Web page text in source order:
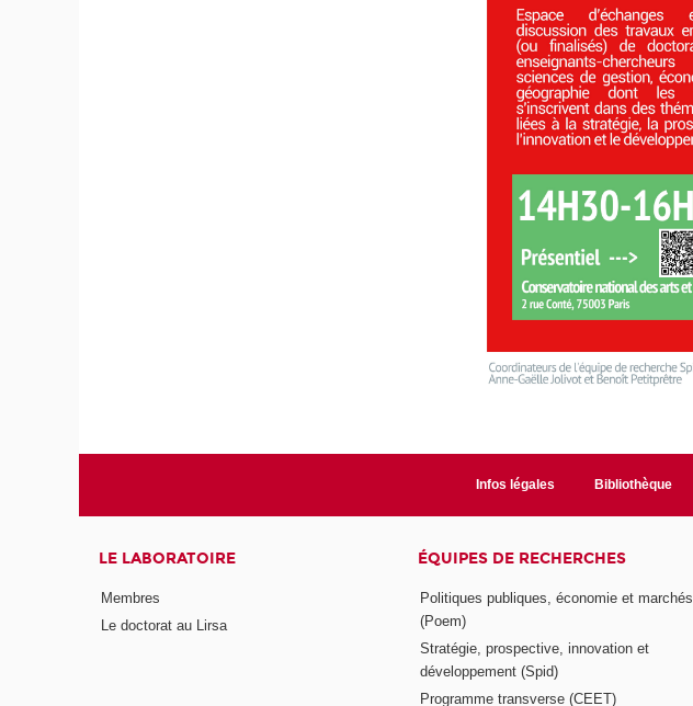
Infos légales Bibliothèque
LE LABORATOIRE
Membres
Le doctorat au Lirsa
ÉQUIPES DE RECHERCHES
Politiques publiques, économie et marchés
(Poem)
Stratégie, prospective, innovation et
développement (Spid)
Programme transverse (CEET)